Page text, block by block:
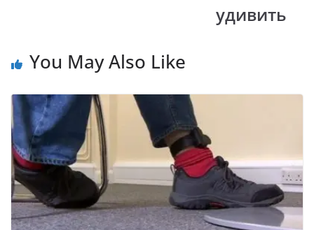
удивить
You May Also Like